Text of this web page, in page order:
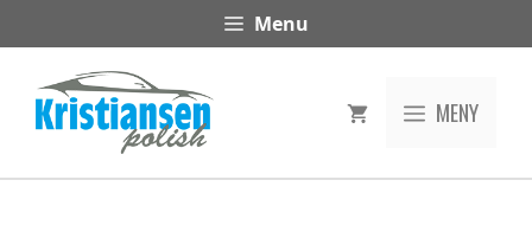
til
innhold
Menu
MENY